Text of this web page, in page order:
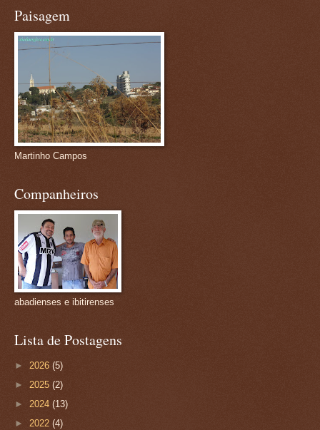
Paisagem
Martinho Campos
Companheiros
abadienses e ibitirenses
Lista de Postagens
► 2026 (5)
► 2025 (2)
► 2024 (13)
► 2022 (4)